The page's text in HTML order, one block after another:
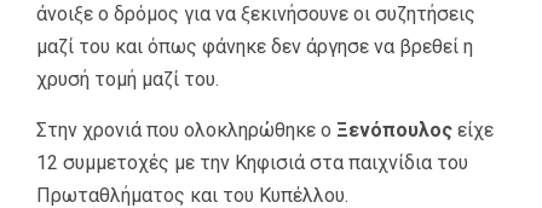
άνοιξε ο δρόμος για να ξεκινήσουνε οι συζητήσεις
μαζί του και όπως φάνηκε δεν άργησε να βρεθεί η
χρυσή τομή μαζί του.
Στην χρονιά που ολοκληρώθηκε ο Ξενόπουλος είχε
12 συμμετοχές με την Κηφισιά στα παιχνίδια του
Πρωταθλήματος και του Κυπέλλου.